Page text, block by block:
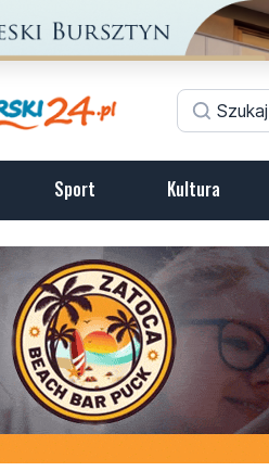
Sport Kultura